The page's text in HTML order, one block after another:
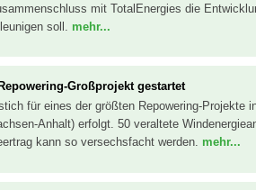
mit TotalEnergies die
soll. mehr...
Großprojekt gestartet
für eines der größten Repowering-Projekte
Anhalt) erfolgt. 50 veraltete
kann so versechsfacht werden. mehr...